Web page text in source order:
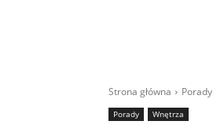
Strona główna Porady
Porady Wnętrza